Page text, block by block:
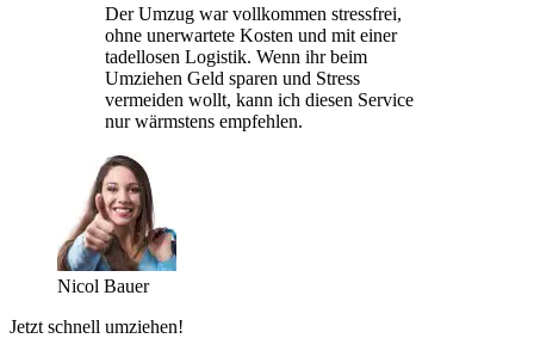
Der Umzug war vollkommen stressfrei,
ohne unerwartete Kosten und mit einer
tadellosen Logistik. Wenn ihr beim
Umziehen Geld sparen und Stress
vermeiden wollt, kann ich diesen Service
nur wärmstens empfehlen.
Nicol Bauer
Jetzt schnell umziehen!